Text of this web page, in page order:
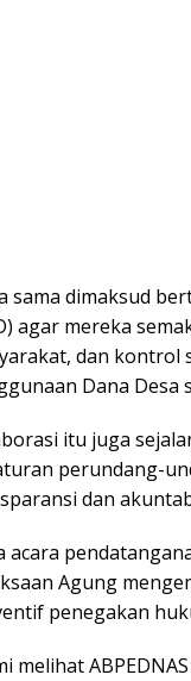
sama dimaksud
agar mereka
dan kontrol
Dana
itu juga
perundang-
dan
acara
Agung
penegakan
melihat